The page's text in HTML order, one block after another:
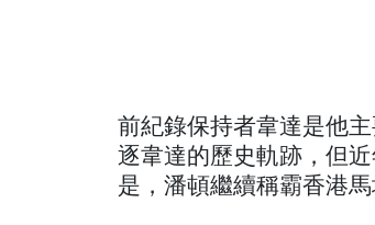
前紀錄保持者韋達是他
逐韋達的歷史軌跡，但
是，潘頓繼續稱霸香港馬